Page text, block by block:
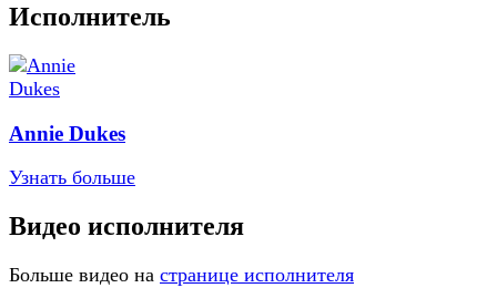
Исполнитель
Annie Dukes
Узнать больше
Видео исполнителя
Больше видео на странице исполнителя